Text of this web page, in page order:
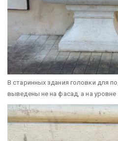
В старинных здания головки для
выведены не на фасад, а на